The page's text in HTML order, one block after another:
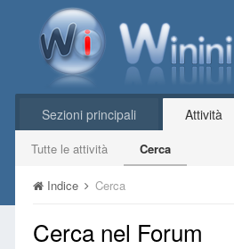
Sezioni principali Attività
Tutte le attività Cerca
Indice Cerca
Cerca nel Forum